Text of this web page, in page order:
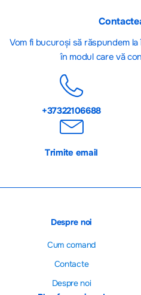
Vom fi bucuroși să răspundem
în modul care vă
+37322106688
Trimite email
Despre noi
Cum comand
Contacte
Despre noi